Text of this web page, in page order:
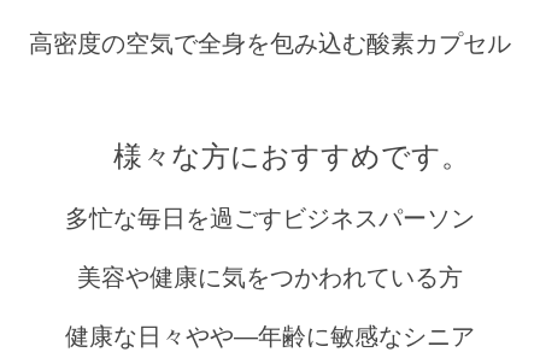
務
用
宅
用
で
は
高密度の空気で全身を包み込む酸素カプセル
様々な方におすすめです。
多忙な毎日を過ごすビジネスパーソン
美容や健康に気をつかわれている方
健康な日々やや―年齢に敏感なシニア